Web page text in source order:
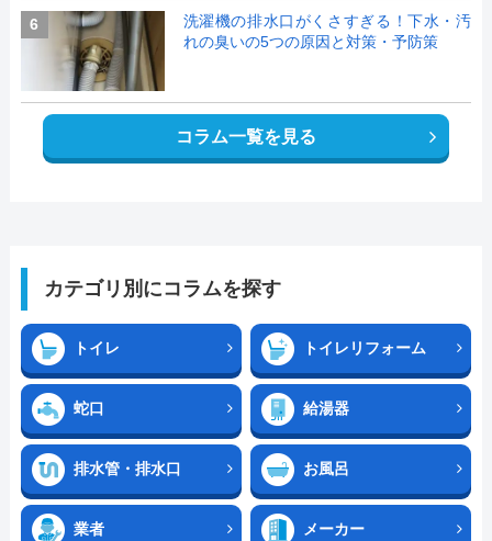
6
洗濯機の排水口がくさすぎる！下水・汚
れの臭いの5つの原因と対策・予防策
コラム一覧を見る
カテゴリ別にコラムを探す
トイレ トイレリフォーム
蛇口 給湯器
排水管・排水口 お風呂
業者 メーカー